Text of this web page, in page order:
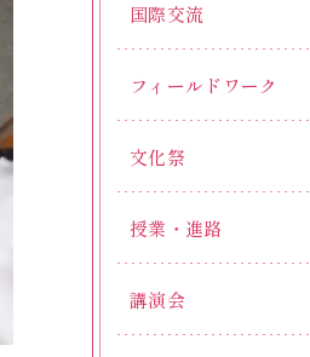
国際交流
フィールドワーク
文化祭
授業・進路
講演会